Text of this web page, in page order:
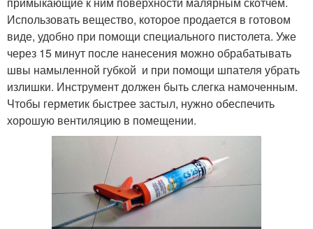
Использовать вещество, которое продается в готовом
виде, удобно при помощи специального пистолета. Уже
через 15 минут после нанесения можно обрабатывать
швы намыленной губкой и при помощи шпателя убрать
излишки. Инструмент должен быть слегка намоченным.
Чтобы герметик быстрее застыл, нужно обеспечить
хорошую вентиляцию в помещении.